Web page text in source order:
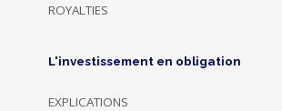
ROYALTIES
L'investissement en obligation
EXPLICATIONS